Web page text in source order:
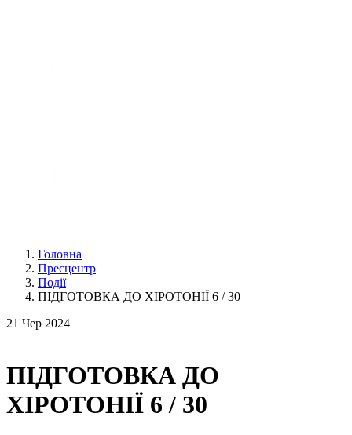
Головна
Пресцентр
Події
ПІДГОТОВКА ДО ХІРОТОНІЇ 6 / 30
21 Чер 2024
ПІДГОТОВКА ДО
ХІРОТОНІЇ 6 / 30